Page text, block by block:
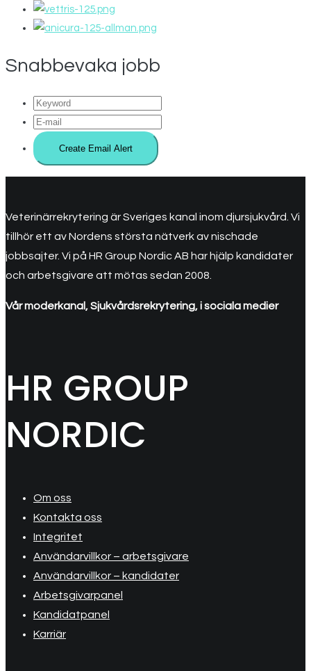
Snabbevaka jobb
Veterinärrekrytering är Sveriges kanal inom djursjukvård. Vi
tillhör ett av Nordens största nätverk av nischade
jobbsajter. Vi på HR Group Nordic AB har hjälp kandidater
och arbetsgivare att mötas sedan 2008.
Vår moderkanal, Sjukvårdsrekrytering, i sociala medier
HR GROUP
NORDIC
Om oss
Kontakta oss
Integritet
Användarvillkor – arbetsgivare
Användarvillkor – kandidater
Arbetsgivarpanel
Kandidatpanel
Karriär